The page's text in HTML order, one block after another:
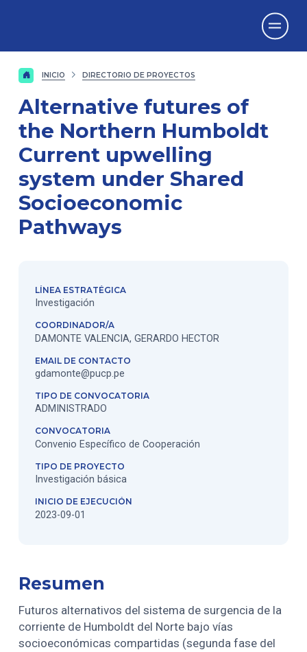
INICIO DIRECTORIO DE PROYECTOS
Alternative futures of
the Northern Humboldt
Current upwelling
system under Shared
Socioeconomic
Pathways
LÍNEA ESTRATÉGICA
Investigación
COORDINADOR/A
DAMONTE VALENCIA, GERARDO HECTOR
EMAIL DE CONTACTO
gdamonte@pucp.pe
TIPO DE CONVOCATORIA
ADMINISTRADO
CONVOCATORIA
Convenio Específico de Cooperación
TIPO DE PROYECTO
Investigación básica
INICIO DE EJECUCIÓN
2023-09-01
Resumen
Futuros alternativos del sistema de surgencia de la
corriente de Humboldt del Norte bajo vías
socioeconómicas compartidas (segunda fase del